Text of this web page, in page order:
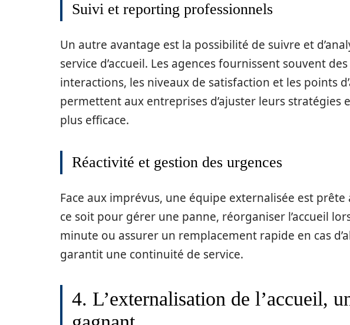
Suivi et reporting professionnels
Un autre avantage est la possibilité de suivre et
service d’accueil. Les agences fournissent souvent
interactions, les niveaux de satisfaction et les points
permettent aux entreprises d’ajuster leurs stratégies
plus efficace.
Réactivité et gestion des urgences
Face aux imprévus, une équipe externalisée est
ce soit pour gérer une panne, réorganiser l’accueil
minute ou assurer un remplacement rapide en cas
garantit une continuité de service.
4. L’externalisation de l’accueil,